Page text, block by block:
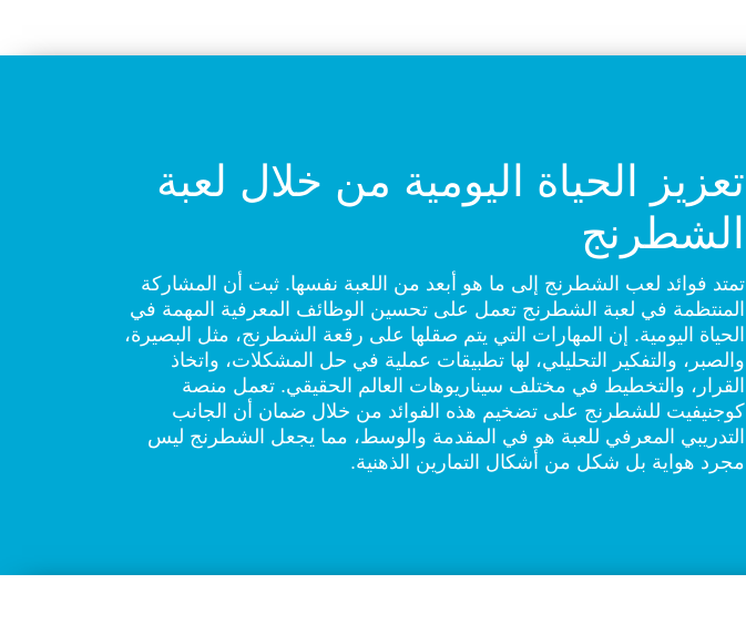
تعزيز الحياة اليومية من خلال لعبة
الشطرنج
تمتد فوائد لعب الشطرنج إلى ما هو أبعد من اللعبة نفسها. ثبت أن المشاركة
المنتظمة في لعبة الشطرنج تعمل على تحسين الوظائف المعرفية المهمة في
الحياة اليومية. إن المهارات التي يتم صقلها على رقعة الشطرنج، مثل البصيرة،
والصبر، والتفكير التحليلي، لها تطبيقات عملية في حل المشكلات، واتخاذ
القرار، والتخطيط في مختلف سيناريوهات العالم الحقيقي. تعمل منصة
كوجنيفيت للشطرنج على تضخيم هذه الفوائد من خلال ضمان أن الجانب
التدريبي المعرفي للعبة هو في المقدمة والوسط، مما يجعل الشطرنج ليس
مجرد هواية بل شكل من أشكال التمارين الذهنية.